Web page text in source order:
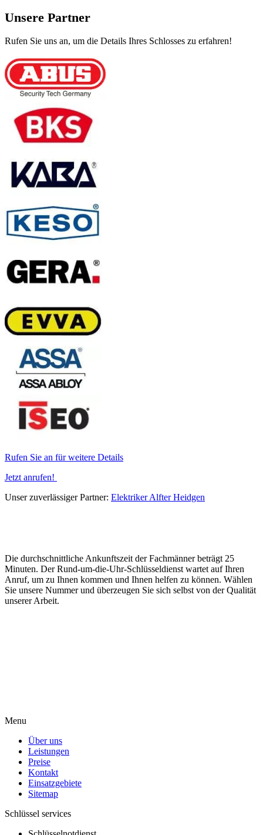
Unsere Partner
Rufen Sie uns an, um die Details Ihres Schlosses zu erfahren!
Rufen Sie an für weitere Details
Jetzt anrufen!
Unser zuverlässiger Partner: Elektriker Alfter Heidgen
Die durchschnittliche Ankunftszeit der Fachmänner beträgt 25
Minuten. Der Rund-um-die-Uhr-Schlüsseldienst wartet auf Ihren
Anruf, um zu Ihnen kommen und Ihnen helfen zu können. Wählen
Sie unsere Nummer und überzeugen Sie sich selbst von der Qualität
unserer Arbeit.
Menu
Über uns
Leistungen
Preise
Kontakt
Einsatzgebiete
Sitemap
Schlüssel services